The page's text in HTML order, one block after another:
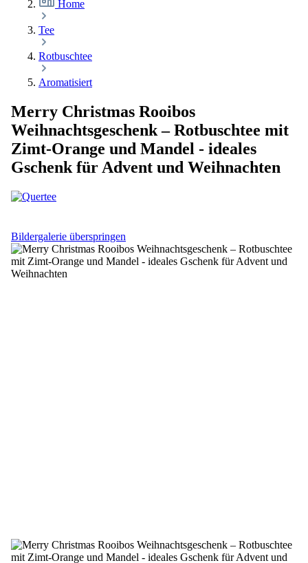
Home
Tee
Rotbuschtee
Aromatisiert
Merry Christmas Rooibos
Weihnachtsgeschenk – Rotbuschtee mit
Zimt-Orange und Mandel - ideales
Gschenk für Advent und Weihnachten
Bildergalerie überspringen